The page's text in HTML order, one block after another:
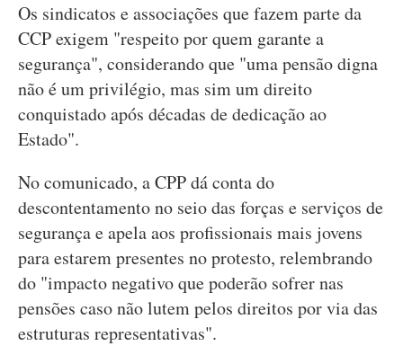
Os sindicatos e associações que fazem parte da
CCP exigem "respeito por quem garante a
segurança", considerando que "uma pensão digna
não é um privilégio, mas sim um direito
conquistado após décadas de dedicação ao
Estado".
No comunicado, a CPP dá conta do
descontentamento no seio das forças e serviços de
segurança e apela aos profissionais mais jovens
para estarem presentes no protesto, relembrando
do "impacto negativo que poderão sofrer nas
pensões caso não lutem pelos direitos por via das
estruturas representativas".